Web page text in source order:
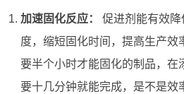
加速固化反应：
促进剂能有效
度，缩短固化时间，提高生产效
要半个小时才能固化的制品，在
要十几分钟就能完成，是不是效